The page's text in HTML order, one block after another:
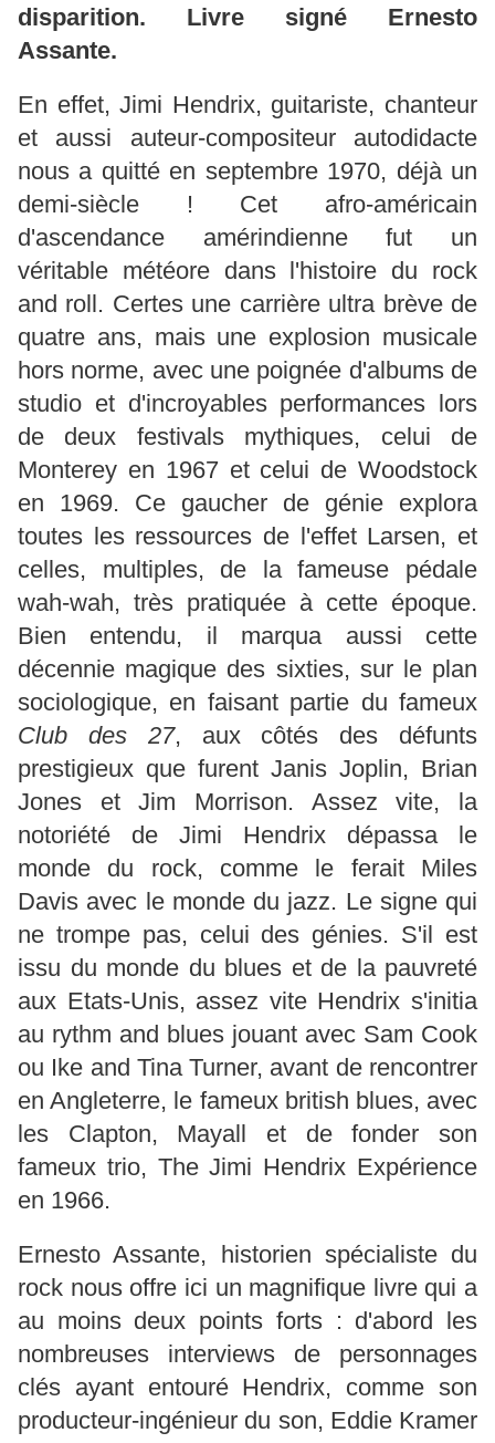
disparition. Livre signé Ernesto
Assante.
En effet, Jimi Hendrix, guitariste, chanteur
et aussi auteur-compositeur autodidacte
nous a quitté en septembre 1970, déjà un
demi-siècle ! Cet afro-américain
d'ascendance amérindienne fut un
véritable météore dans l'histoire du rock
and roll. Certes une carrière ultra brève de
quatre ans, mais une explosion musicale
hors norme, avec une poignée d'albums de
studio et d'incroyables performances lors
de deux festivals mythiques, celui de
Monterey en 1967 et celui de Woodstock
en 1969. Ce gaucher de génie explora
toutes les ressources de l'effet Larsen, et
celles, multiples, de la fameuse pédale
wah-wah, très pratiquée à cette époque.
Bien entendu, il marqua aussi cette
décennie magique des sixties, sur le plan
sociologique, en faisant partie du fameux
Club des 27, aux côtés des défunts
prestigieux que furent Janis Joplin, Brian
Jones et Jim Morrison. Assez vite, la
notoriété de Jimi Hendrix dépassa le
monde du rock, comme le ferait Miles
Davis avec le monde du jazz. Le signe qui
ne trompe pas, celui des génies. S'il est
issu du monde du blues et de la pauvreté
aux Etats-Unis, assez vite Hendrix s'initia
au rythm and blues jouant avec Sam Cook
ou Ike and Tina Turner, avant de rencontrer
en Angleterre, le fameux british blues, avec
les Clapton, Mayall et de fonder son
fameux trio, The Jimi Hendrix Expérience
en 1966.
Ernesto Assante, historien spécialiste du
rock nous offre ici un magnifique livre qui a
au moins deux points forts : d'abord les
nombreuses interviews de personnages
clés ayant entouré Hendrix, comme son
producteur-ingénieur du son, Eddie Kramer